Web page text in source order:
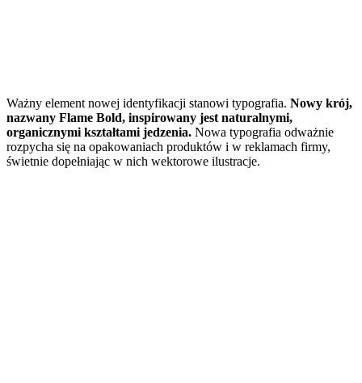
Ważny element nowej identyfikacji stanowi typografia. Nowy krój,
nazwany Flame Bold, inspirowany jest naturalnymi,
organicznymi kształtami jedzenia. Nowa typografia odważnie
rozpycha się na opakowaniach produktów i w reklamach firmy,
świetnie dopełniając w nich wektorowe ilustracje.